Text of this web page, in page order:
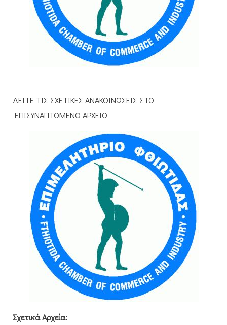
ΔΕΙΤΕ ΤΙΣ ΣΧΕΤΙΚΕΣ ΑΝΑΚΟΙΝΩΣΕΙΣ ΣΤΟ
ΕΠΙΣΥΝΑΠΤΟΜΕΝΟ ΑΡΧΕΙΟ
Σχετικά Αρχεία: